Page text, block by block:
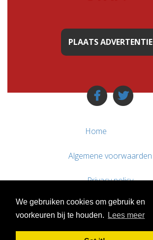
We gebruiken cookies om gebruik en
voorkeuren bij te houden.
Lees meer
PLAATS ADVERTENTIE
Home
Algemene voorwaarden
Privacy policy
Contact / Support